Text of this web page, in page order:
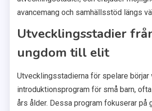
avancemang och samhällsstöd längs
Utvecklingsstadier
ungdom till elit
Utvecklingsstadierna för spelare
introduktionsprogram för små barn,
års ålder. Dessa program fokuserar på